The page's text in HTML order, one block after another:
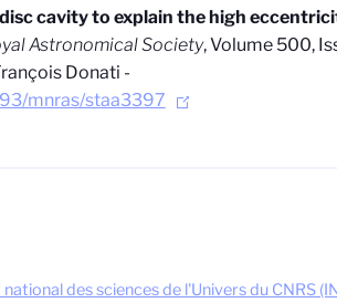
cavity to explain the high
Astronomical Society, Volume 500,
Donati -
mnras/staa3397
des sciences de l'Univers du CNRS